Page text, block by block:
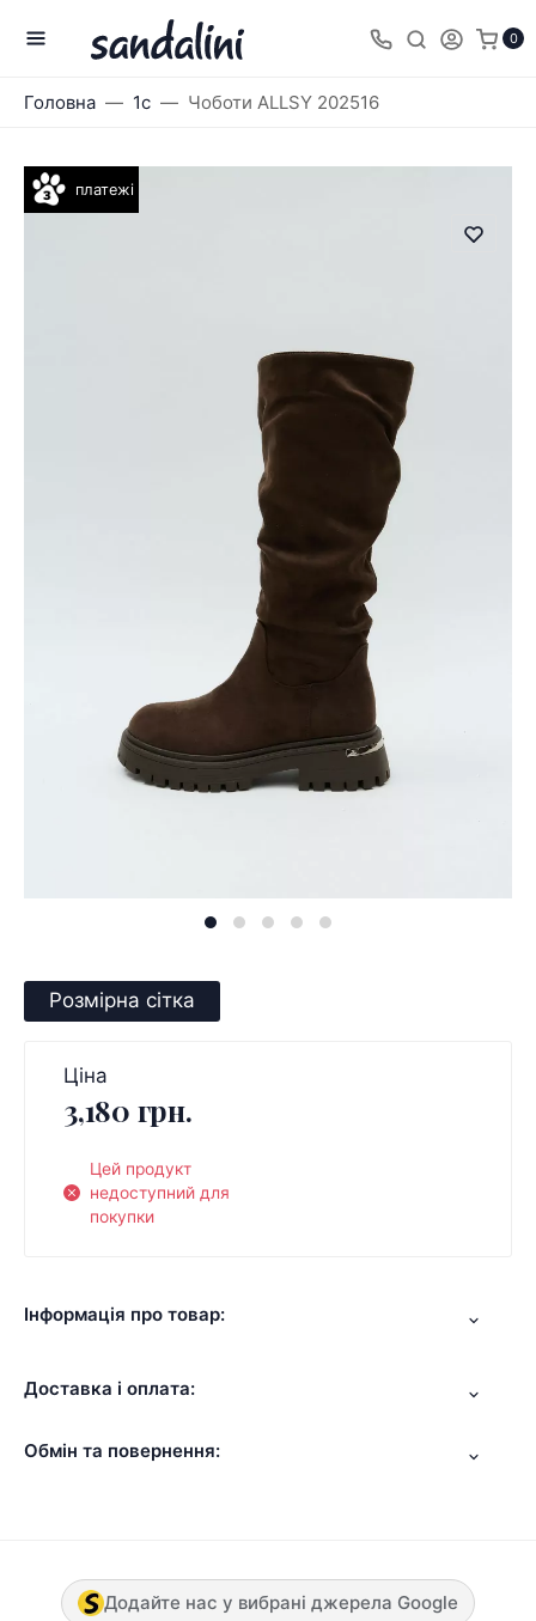
0
Головна 1с Чоботи ALLSY 202516
платежі
Розмірна сітка
Ціна
3,180 грн.
Цей продукт
недоступний для
покупки
Інформація про товар:
Доставка і оплата:
Обмін та повернення:
Додайте нас у вибрані джерела Google